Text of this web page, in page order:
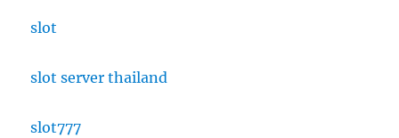
slot
slot server thailand
slot777